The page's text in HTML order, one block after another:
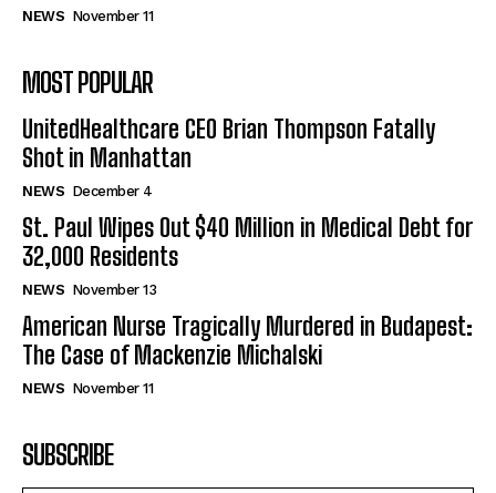
NEWS November 11
MOST POPULAR
UnitedHealthcare CEO Brian Thompson Fatally
Shot in Manhattan
NEWS December 4
St. Paul Wipes Out $40 Million in Medical Debt for
32,000 Residents
NEWS November 13
American Nurse Tragically Murdered in Budapest:
The Case of Mackenzie Michalski
NEWS November 11
SUBSCRIBE